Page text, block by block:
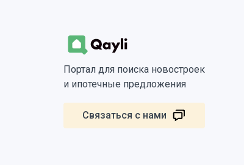
Портал для поиска новостроек
и ипотечные предложения
Связаться с нами